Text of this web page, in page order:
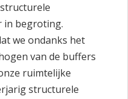
in begroting.
we ondanks het
van de buffers
ruimtelijke
structurele